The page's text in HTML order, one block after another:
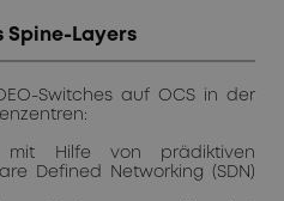
Spine-Layers
Switches auf OCS in der
mit Hilfe von prädiktiven
Defined Networking (SDN)